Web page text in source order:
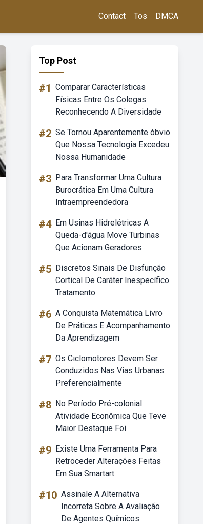
Contact Tos DMCA
Top Post
#1 Comparar Características
Físicas Entre Os Colegas
Reconhecendo A Diversidade
#2 Se Tornou Aparentemente óbvio
Que Nossa Tecnologia Excedeu
Nossa Humanidade
#3 Para Transformar Uma Cultura
Burocrática Em Uma Cultura
Intraempreendedora
#4 Em Usinas Hidrelétricas A
Queda-d'água Move Turbinas
Que Acionam Geradores
#5 Discretos Sinais De Disfunção
Cortical De Caráter Inespecífico
Tratamento
#6 A Conquista Matemática Livro
De Práticas E Acompanhamento
Da Aprendizagem
#7 Os Ciclomotores Devem Ser
Conduzidos Nas Vias Urbanas
Preferencialmente
#8 No Período Pré-colonial
Atividade Econômica Que Teve
Maior Destaque Foi
#9 Existe Uma Ferramenta Para
Retroceder Alterações Feitas
Em Sua Smartart
#10 Assinale A Alternativa
Incorreta Sobre A Avaliação
De Agentes Químicos: